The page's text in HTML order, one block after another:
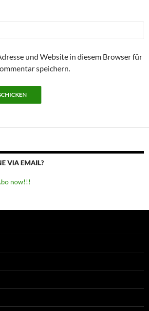
und Website in diesem Browser für
speichern.
VIA EMAIL?
now!!!